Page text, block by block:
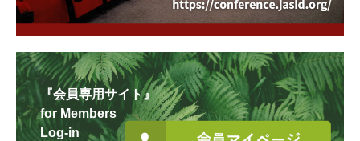
『会員専用サイト』
for Members
Log-in